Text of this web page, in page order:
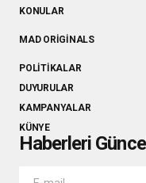
KONULAR
MAD ORIGINALS
POLITIKALAR
DUYURULAR
KAMPANYALAR
KÜNYE
Haberleri